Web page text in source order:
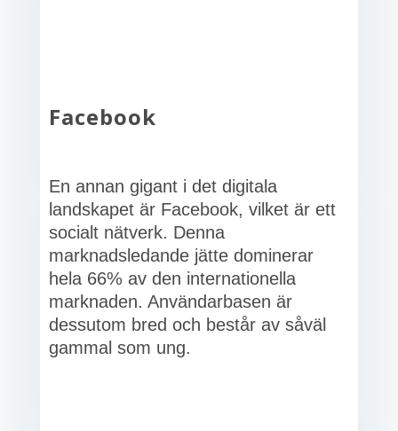
Facebook
En annan gigant i det digitala
landskapet är Facebook, vilket är ett
socialt nätverk. Denna
marknadsledande jätte dominerar
hela 66% av den internationella
marknaden. Användarbasen är
dessutom bred och består av såväl
gammal som ung.